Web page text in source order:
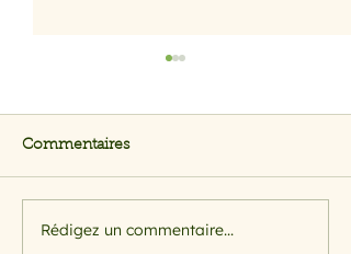
Le régie soupe fait
Commentaires
Rédigez un commentaire...